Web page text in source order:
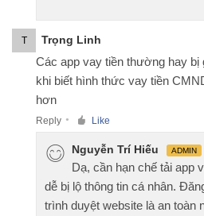
T Trọng Linh
Các app vay tiền thường hay
khi biết hình thức vay tiền
hơn
Reply ● Like
Nguyễn Trí Hiếu ADMIN
Dạ, cần hạn chế tải app
dễ bị lộ thông tin cá nhân.
trình duyệt website là an toàn